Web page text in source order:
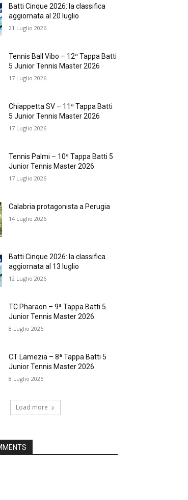
Batti Cinque 2026: la classifica
aggiornata al 20 luglio
21 Luglio 2026
Tennis Ball Vibo – 12ª Tappa Batti
5 Junior Tennis Master 2026
17 Luglio 2026
Chiappetta SV – 11ª Tappa Batti
5 Junior Tennis Master 2026
17 Luglio 2026
Tennis Palmi – 10ª Tappa Batti 5
Junior Tennis Master 2026
17 Luglio 2026
Calabria protagonista a Perugia
14 Luglio 2026
Batti Cinque 2026: la classifica
aggiornata al 13 luglio
12 Luglio 2026
TC Pharaon – 9ª Tappa Batti 5
Junior Tennis Master 2026
8 Luglio 2026
CT Lamezia – 8ª Tappa Batti 5
Junior Tennis Master 2026
8 Luglio 2026
Load more